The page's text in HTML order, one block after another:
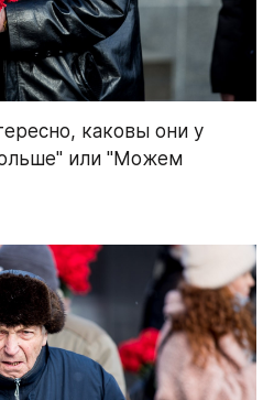
каковы они у
или "Можем